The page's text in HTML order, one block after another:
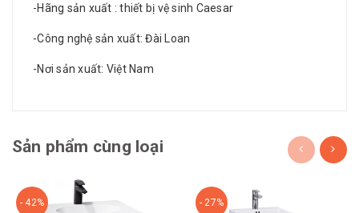
-Hãng sản xuất : thiết bị vệ sinh Caesar
-Công nghệ sản xuất: Đài Loan
-Nơi sản xuất: Việt Nam
Sản phẩm cùng loại
- 42% - 27%